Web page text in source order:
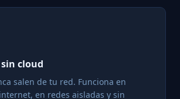
cloud
salen de tu red. Funciona en
en redes aisladas y sin